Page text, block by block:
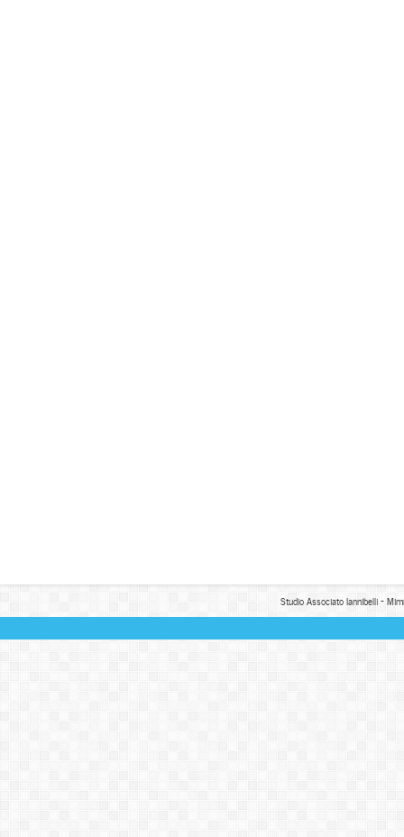
Studio Associato Iannibelli -